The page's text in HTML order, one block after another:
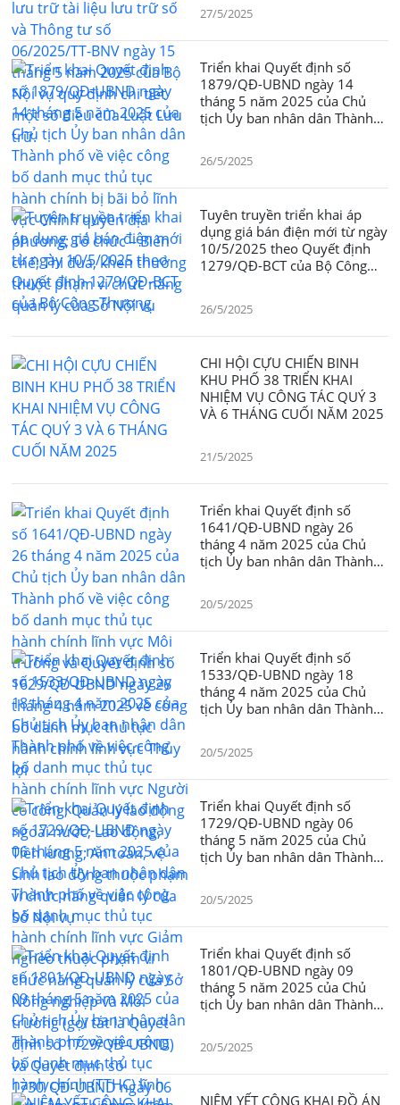
tháng 5 năm 2025 của Bộ Nội
vụ quy định chi tiết một số
27/5/2025
Triển khai Quyết định số
1879/QĐ-UBND ngày 14
tháng 5 năm 2025 của Chủ
tịch Ủy ban nhân dân Thành
lĩnh vực Chính quyền địa
phương; Tổ chức – Biên chế;
phạm vi chức năng quản lý
của Sở Nội vụ
26/5/2025
Tuyên truyền triển khai áp
dụng giá bán điện mới từ ngày
10/5/2025 theo Quyết định
1279/QĐ-BCT của Bộ Công
26/5/2025
CHI HỘI CỰU CHIẾN BINH
KHU PHỐ 38 TRIỂN KHAI
NHIỆM VỤ CÔNG TÁC QUÝ 3
VÀ 6 THÁNG CUỐI NĂM 2025
21/5/2025
Triển khai Quyết định số
1641/QĐ-UBND ngày 26
tháng 4 năm 2025 của Chủ
tịch Ủy ban nhân dân Thành
Môi trường và Quyết định số
1629/QĐ-UBND ngày 26
danh mục thủ tục hành chính
lĩnh vực Thủy lợi
20/5/2025
Triển khai Quyết định số
1533/QĐ-UBND ngày 18
tháng 4 năm 2025 của Chủ
tịch Ủy ban nhân dân Thành
Người có công; Quản lý lao
động ngoài nước; Lao động,
lao động thuộc phạm vi chức
năng quản lý của Sở Nội vụ
20/5/2025
Triển khai Quyết định số
1729/QĐ-UBND ngày 06
tháng 5 năm 2025 của Chủ
tịch Ủy ban nhân dân Thành
Giảm nghèo thuộc phạm vi
chức năng quản lý của Sở
(gọi tắt là Quyết định số
1729/QĐ-UBND) và Quyết
định số 1730/QĐ-UBND ngày
06 tháng 5 năm 2025 của Chủ
Thành phố về công bố danh
vực Trồng trọt; Bảo vệ thực
vật thuộc phạm vi chức năng
20/5/2025
Triển khai Quyết định số
1801/QĐ-UBND ngày 09
tháng 5 năm 2025 của Chủ
tịch Ủy ban nhân dân Thành
vực Lâm nghiệp và Kiểm lâm
thuộc phạm vi chức năng
quản lý của Sở Nông nghiệp
20/5/2025
NIÊM YẾT CÔNG KHAI ĐỒ ÁN